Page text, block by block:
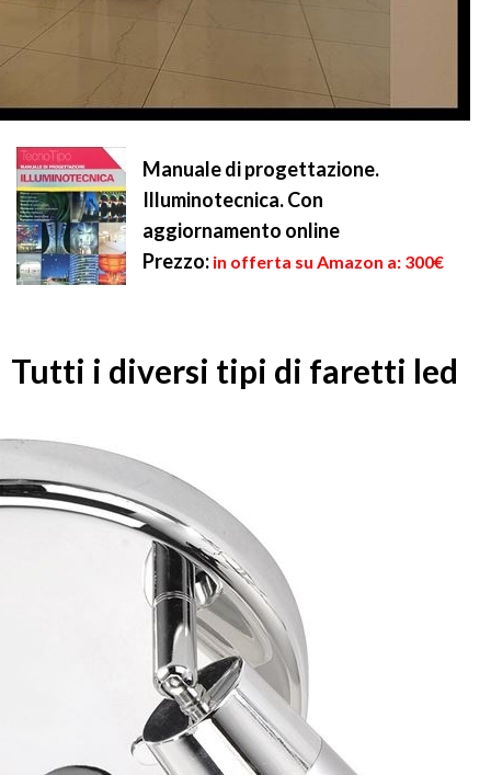
Manuale di progettazione.
Illuminotecnica. Con
aggiornamento online
Prezzo: in offerta su Amazon a: 300€
Tutti i diversi tipi di faretti led